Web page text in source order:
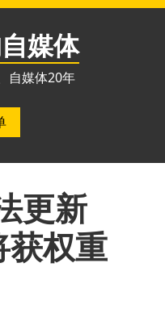
媒体
自媒体20年
更新
权重